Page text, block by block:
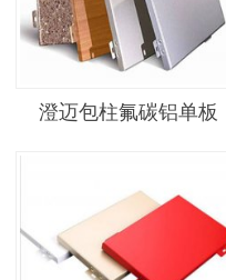
澄迈包柱氟碳铝单板